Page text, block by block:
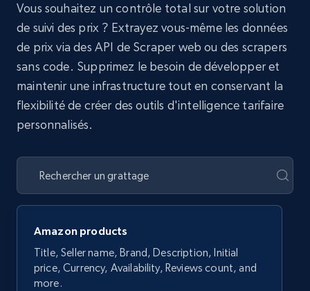
Vous souhaitez un contrôle total sur votre solution
de suivi des prix ? Extrayez vous-même les données
de prix via des API de Scraper web ou des scrapers
sans code. Supprimez le besoin de développer et
maintenir une infrastructure tout en conservant la
flexibilité de créer des outils d'intelligence tarifaire
personnalisés.
Amazon products
Title, Seller name, Brand, Description, Initial
price, Currency, Availability, Reviews count, and
more.